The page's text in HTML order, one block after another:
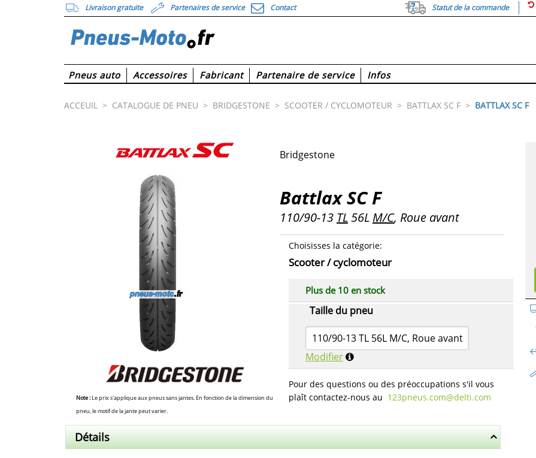
Livraison gratuite Partenaires de service Contact Statut de la commande
Pneus auto Accessoires Fabricant Partenaire de service Infos
ACCEUIL > CATALOGUE DE PNEU > BRIDGESTONE > SCOOTER / CYCLOMOTEUR > BATTLAX SC F > BATTLAX SC F
Note :Le prix s'applique aux pneus sans jantes. En fonction de la dimension du
pneu, le motif de la jante peut varier.
Bridgestone
Battlax SC F
110/90-13 TL56L M/C, Roue avant
Choisisses la catégorie:
Scooter / cyclomoteur
Taille du pneu
110/90-13 TL 56L M/C, Roue avant
Modifier
Plus de 10 en stock
Pour des questions ou des préoccupations s'il vous
plaît contactez-nous au 123pneus.com​@delti.com
Détails